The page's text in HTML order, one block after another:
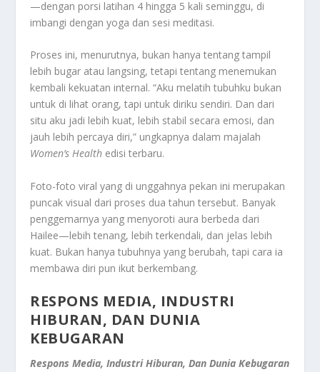
—dengan porsi latihan 4 hingga 5 kali seminggu, di
imbangi dengan yoga dan sesi meditasi.
Proses ini, menurutnya, bukan hanya tentang tampil
lebih bugar atau langsing, tetapi tentang menemukan
kembali kekuatan internal. “Aku melatih tubuhku bukan
untuk di lihat orang, tapi untuk diriku sendiri. Dan dari
situ aku jadi lebih kuat, lebih stabil secara emosi, dan
jauh lebih percaya diri,” ungkapnya dalam majalah
Women’s Health edisi terbaru.
Foto-foto viral yang di unggahnya pekan ini merupakan
puncak visual dari proses dua tahun tersebut. Banyak
penggemarnya yang menyoroti aura berbeda dari
Hailee—lebih tenang, lebih terkendali, dan jelas lebih
kuat. Bukan hanya tubuhnya yang berubah, tapi cara ia
membawa diri pun ikut berkembang.
RESPONS MEDIA, INDUSTRI
HIBURAN, DAN DUNIA
KEBUGARAN
Respons Media, Industri Hiburan, Dan Dunia Kebugaran